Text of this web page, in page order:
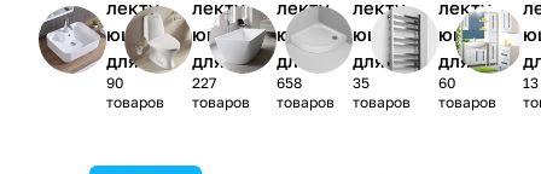
лекту
ющие
для
раков
ины
90
товаров
лекту
ющие
для
унита
зов
227
товаров
лекту
ющие
для
ванн
658
товаров
лекту
ющие
для
душев
ых
35
товаров
лекту
ющие
для
полот
енцес
60
товаров
и
13